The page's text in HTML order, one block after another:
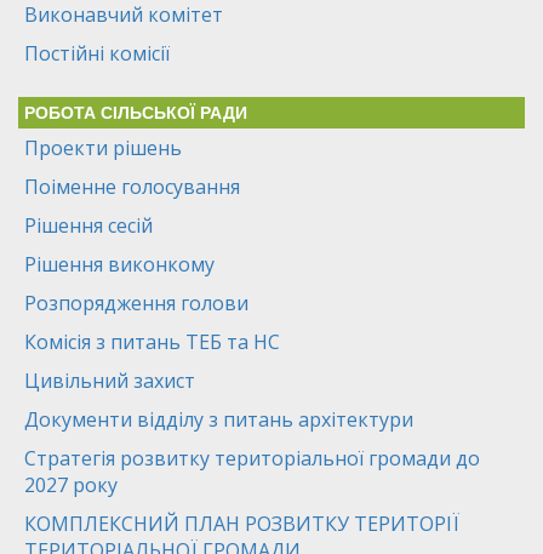
Виконавчий комітет
Постійні комісії
РОБОТА СІЛЬСЬКОЇ РАДИ
Проекти рішень
Поіменне голосування
Рішення сесій
Рішення виконкому
Розпорядження голови
Комісія з питань ТЕБ та НС
Цивільний захист
Документи відділу з питань архітектури
Стратегія розвитку територіальної громади до
2027 року
КОМПЛЕКСНИЙ ПЛАН РОЗВИТКУ ТЕРИТОРІЇ